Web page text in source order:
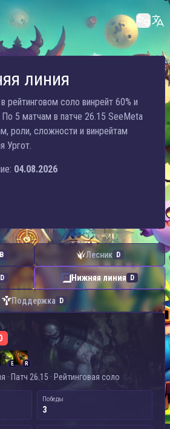
линия
рейтинговом соло винрейт 60% и
По 5 матчам в патче 26.15 SeeMeta
роли, сложности и винрейтам
Ургот.
04.08.2026
B Лесник D
D Нижняя линия D
Поддержка D
D
E R
· Патч 26.15 · Рейтинговая соло
Победы
3